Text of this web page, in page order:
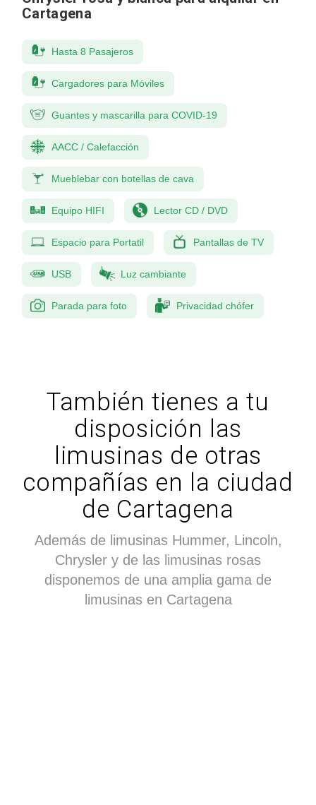
Cartagena
Hasta 8 Pasajeros
Cargadores para Móviles
Guantes y mascarilla para COVID-19
AACC / Calefacción
Mueblebar con botellas de cava
Equipo HIFI Lector CD / DVD
Espacio para Portatil Pantallas de TV
USB Luz cambiante
Parada para foto Privacidad chófer
También tienes a tu
disposición las
limusinas de otras
compañías en la ciudad
de Cartagena
Además de limusinas Hummer, Lincoln,
Chrysler y de las limusinas rosas
disponemos de una amplia gama de
limusinas en Cartagena